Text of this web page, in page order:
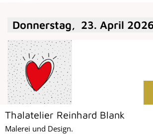
Donnerstag, 23. April
Thalatelier Reinhard Blank
Malerei und Design.